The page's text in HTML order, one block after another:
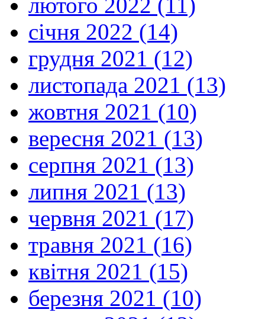
січня 2022 (14)
грудня 2021 (12)
листопада 2021 (13)
жовтня 2021 (10)
вересня 2021 (13)
серпня 2021 (13)
липня 2021 (13)
червня 2021 (17)
травня 2021 (16)
квітня 2021 (15)
березня 2021 (10)